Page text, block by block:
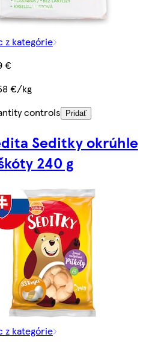
z kategórie
€
€/kg
controls
Pridať
Seditky okrúhle
240 g
z kategórie